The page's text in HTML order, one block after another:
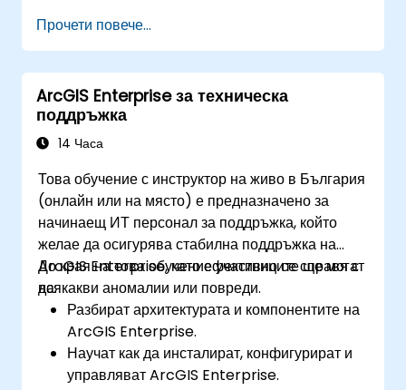
Извършват задълбочен пространствен
анализ и задачи за геообработка.
Автоматизират работни потоци с помощта
на ModelBuilder и Python.
Прочети повече...
ArcGIS Enterprise за техническа
поддръжка
14 Часа
Това обучение с инструктор на живо в България
(онлайн или на място) е предназначено за
начинаещ ИТ персонал за поддръжка, който
желае да осигурява стабилна поддръжка на
ArcGIS Enterprise, като ефективно се справя с
всякакви аномалии или повреди.
До края на това обучение участниците ще могат
да:
Разбират архитектурата и компонентите на
ArcGIS Enterprise.
Научат как да инсталират, конфигурират и
управляват ArcGIS Enterprise.